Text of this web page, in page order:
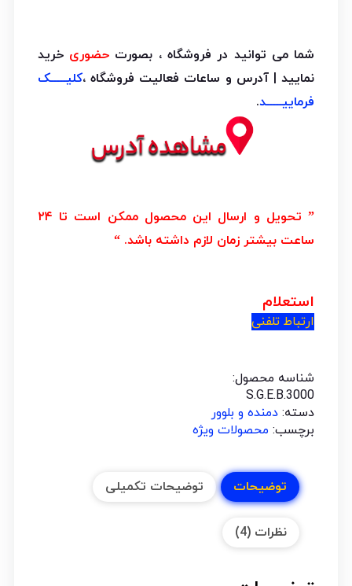
شما می توانید در فروشگاه ، بصورت حضوری خرید
نمایید | آدرس و ساعات فعالیت فروشگاه ،کلیـــــک
فرماییـــــد.
” تحویل و ارسال این محصول ممکن است تا ۲۴
ساعت بیشتر زمان لازم داشته باشد. “
استعلام
ارتباط تلفنی
شناسه محصول:
S.G.E.B.3000
دسته: دمنده و بلوور
برچسب: محصولات ویژه
توضیحات توضیحات تکمیلی
نظرات (4)